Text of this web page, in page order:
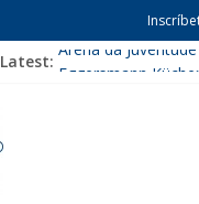
Latest: Arena da Juventude